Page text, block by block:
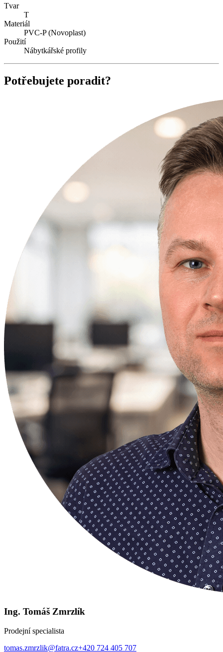
Tvar
T
Materiál
PVC-P (Novoplast)
Použití
Nábytkářské profily
Potřebujete poradit?
Ing. Tomáš Zmrzlík
Prodejní specialista
tomas.zmrzlik@fatra.cz+420 724 405 707